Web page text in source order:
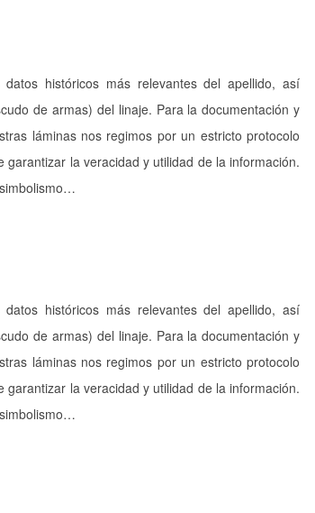
datos históricos más relevantes del apellido, así
de armas) del linaje. Para la documentación y
láminas nos regimos por un estricto protocolo
garantizar la veracidad y utilidad de la información.
datos históricos más relevantes del apellido, así
de armas) del linaje. Para la documentación y
láminas nos regimos por un estricto protocolo
garantizar la veracidad y utilidad de la información.